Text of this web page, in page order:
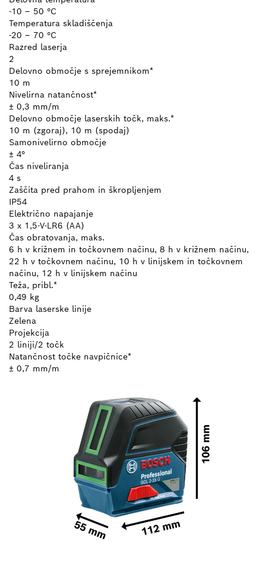
-10 – 50 °C
Temperatura skladiščenja
-20 – 70 °C
Razred laserja
2
Delovno območje s sprejemnikom*
10 m
Nivelirna natančnost*
± 0,3 mm/m
Delovno območje laserskih točk, maks.*
10 m (zgoraj), 10 m (spodaj)
Samonivelirno območje
± 4°
Čas niveliranja
4 s
Zaščita pred prahom in škropljenjem
IP54
Električno napajanje
3 x 1,5-V-LR6 (AA)
Čas obratovanja, maks.
6 h v križnem in točkovnem načinu, 8 h v križnem načinu,
22 h v točkovnem načinu, 10 h v linijskem in točkovnem
načinu, 12 h v linijskem načinu
Teža, pribl.*
0,49 kg
Barva laserske linije
Zelena
Projekcija
2 liniji/2 točk
Natančnost točke navpičnice*
± 0,7 mm/m